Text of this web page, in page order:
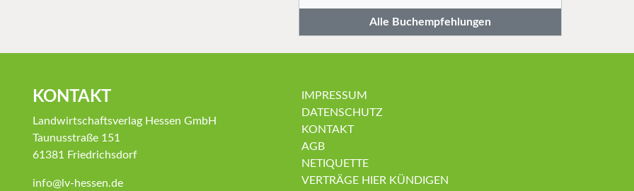
Alle Buchempfehlungen
KONTAKT
Landwirtschaftsverlag Hessen GmbH
Taunusstraße 151
61381 Friedrichsdorf
info@lv-hessen.de
IMPRESSUM
DATENSCHUTZ
KONTAKT
AGB
NETIQUETTE
VERTRÄGE HIER KÜNDIGEN